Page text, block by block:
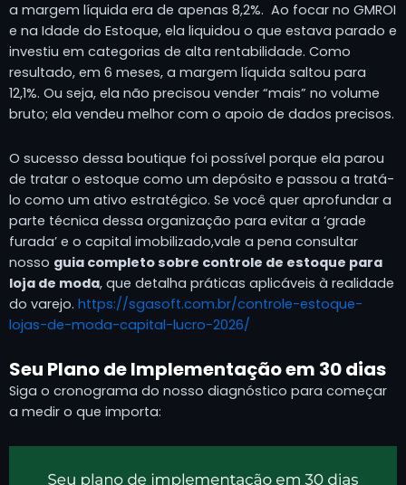
a margem líquida era de apenas 8,2%. Ao focar no GMROI
e na Idade do Estoque, ela liquidou o que estava parado e
investiu em categorias de alta rentabilidade. Como
resultado, em 6 meses, a margem líquida saltou para
12,1%. Ou seja, ela não precisou vender “mais” no volume
bruto; ela vendeu melhor com o apoio de dados precisos.
O sucesso dessa boutique foi possível porque ela parou
de tratar o estoque como um depósito e passou a tratá-
lo como um ativo estratégico. Se você quer aprofundar a
parte técnica dessa organização para evitar a ‘grade
furada’ e o capital imobilizado,vale a pena consultar
nosso guia completo sobre controle de estoque para
loja de moda, que detalha práticas aplicáveis à realidade
do varejo. https://sgasoft.com.br/controle-estoque-
lojas-de-moda-capital-lucro-2026/
Seu Plano de Implementação em 30 dias
Siga o cronograma do nosso diagnóstico para começar
a medir o que importa: